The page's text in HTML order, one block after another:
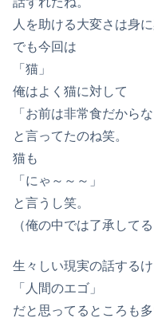
人を助ける大変さは身に
でも今回は
「猫」
俺はよく猫に対して
「お前は非常食だからな
と言ってたのね笑。
猫も
「にゃ～～～」
と言うし笑。
（俺の中では了承して
生々しい現実の話する
「人間のエゴ」
だと思ってるところも多